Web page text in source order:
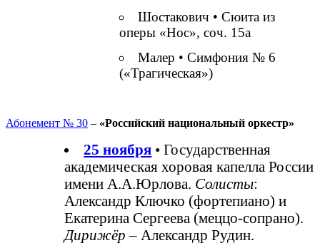
Шостакович • Сюита из
оперы «Нос», соч. 15а
Малер • Симфония № 6
(«Трагическая»)
Абонемент № 30 – «Российский национальный оркестр»
25 ноября • Государственная
академическая хоровая капелла России
имени А.А.Юрлова. Солисты:
Александр Ключко (фортепиано) и
Екатерина Сергеева (меццо-сопрано).
Дирижёр – Александр Рудин.